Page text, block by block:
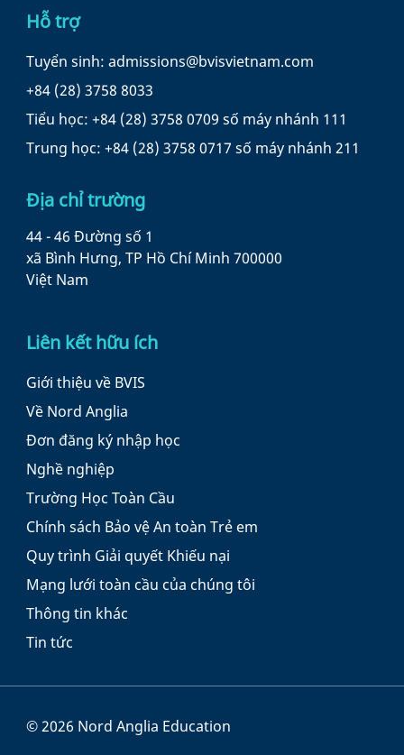
Hỗ trợ
Tuyển sinh: admissions@bvisvietnam.com
+84 (28) 3758 8033
Tiểu học: +84 (28) 3758 0709 số máy nhánh 111
Trung học: +84 (28) 3758 0717 số máy nhánh 211
Địa chỉ trường
44 - 46 Đường số 1
xã Bình Hưng, TP Hồ Chí Minh 700000
Việt Nam
Liên kết hữu ích
Giới thiệu về BVIS
Về Nord Anglia
Đơn đăng ký nhập học
Nghề nghiệp
Trường Học Toàn Cầu
Chính sách Bảo vệ An toàn Trẻ em
Quy trình Giải quyết Khiếu nại
Mạng lưới toàn cầu của chúng tôi
Thông tin khác
Tin tức
© 2026 Nord Anglia Education